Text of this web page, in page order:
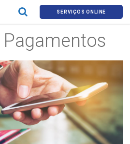
SERVIÇOS ONLINE
Pagamentos